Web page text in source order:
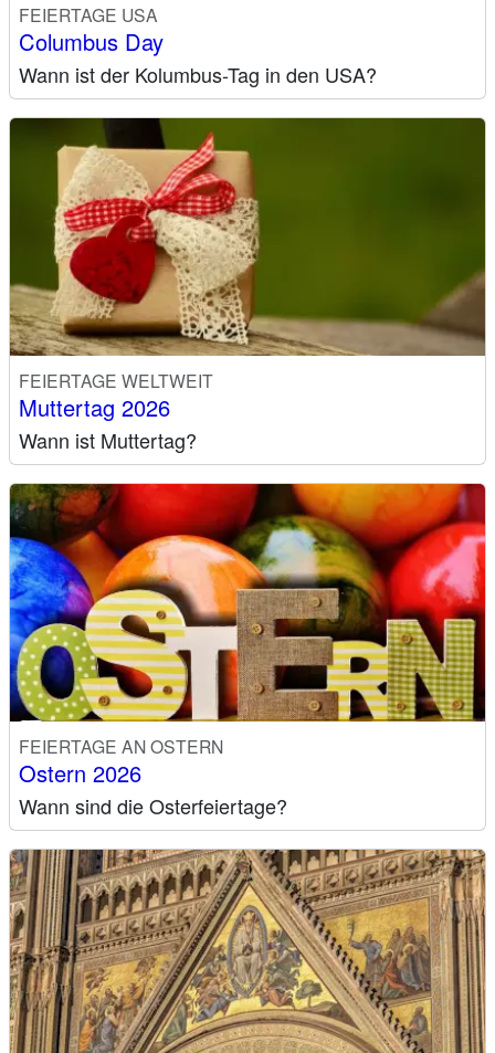
FEIERTAGE USA
Columbus Day
Wann ist der Kolumbus-Tag in den USA?
FEIERTAGE WELTWEIT
Muttertag 2026
Wann ist Muttertag?
FEIERTAGE AN OSTERN
Ostern 2026
Wann sind die Osterfeiertage?